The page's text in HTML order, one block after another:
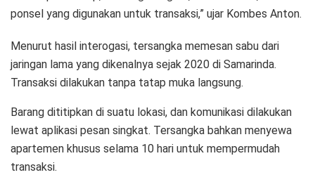
ponsel yang digunakan untuk transaksi,” ujar Kombes Anton.
Menurut hasil interogasi, tersangka memesan sabu dari
jaringan lama yang dikenalnya sejak 2020 di Samarinda.
Transaksi dilakukan tanpa tatap muka langsung.
Barang dititipkan di suatu lokasi, dan komunikasi dilakukan
lewat aplikasi pesan singkat. Tersangka bahkan menyewa
apartemen khusus selama 10 hari untuk mempermudah
transaksi.